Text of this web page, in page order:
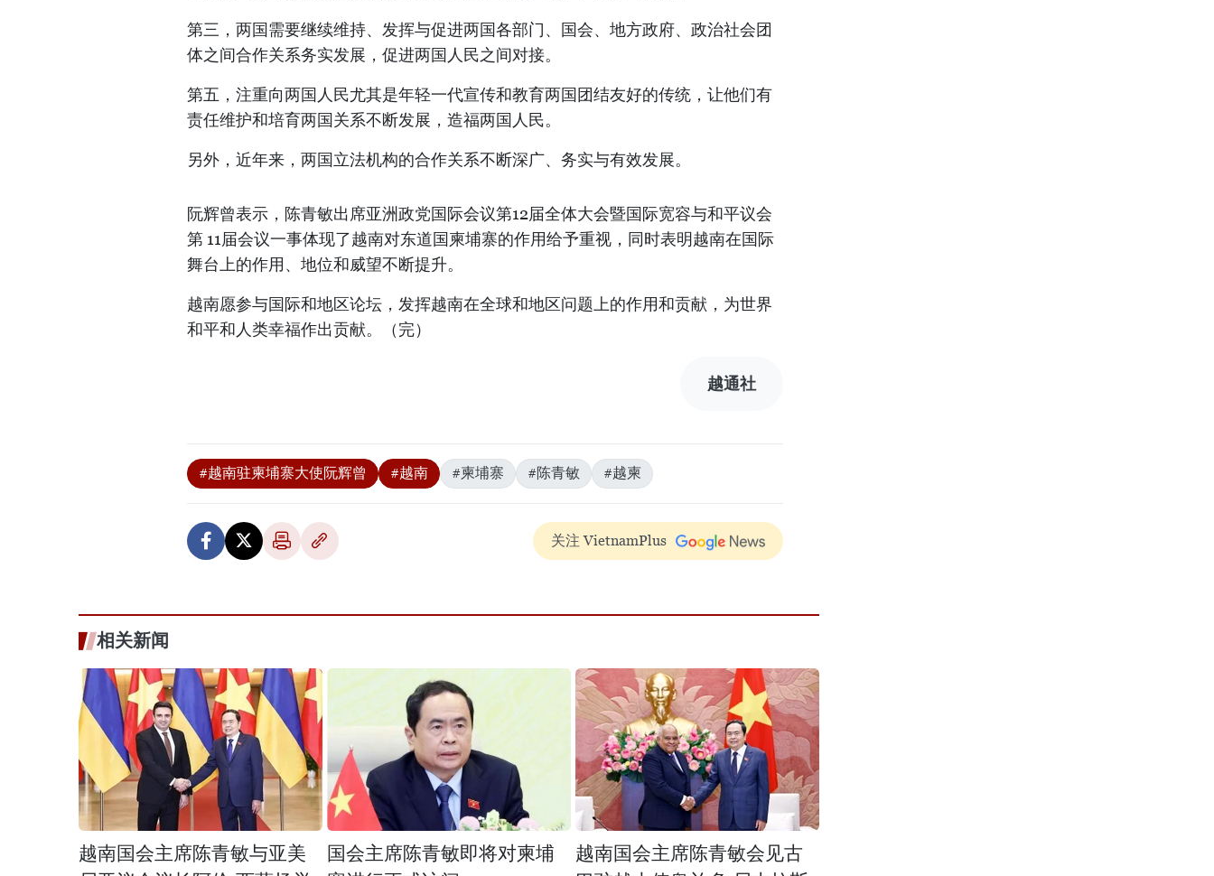
第三，两国需要继续维持、发挥与促进两国各部门、国会、地方政府、政治社会团
体之间合作关系务实发展，促进两国人民之间对接。
第五，注重向两国人民尤其是年轻一代宣传和教育两国团结友好的传统，让他们有
责任维护和培育两国关系不断发展，造福两国人民。
另外，近年来，两国立法机构的合作关系不断深广、务实与有效发展。
阮辉曾表示，陈青敏出席亚洲政党国际会议第12届全体大会暨国际宽容与和平议会
第 11届会议一事体现了越南对东道国柬埔寨的作用给予重视，同时表明越南在国际
舞台上的作用、地位和威望不断提升。
越南愿参与国际和地区论坛，发挥越南在全球和地区问题上的作用和贡献，为世界
和平和人类幸福作出贡献。（完）
越通社
#越南驻柬埔寨大使阮辉曾 #越南 #柬埔寨 #陈青敏 #越柬
关注 VietnamPlus
相关新闻
越南国会主席陈青敏与亚美
国会主席陈青敏即将对柬埔
越南国会主席陈青敏会见古